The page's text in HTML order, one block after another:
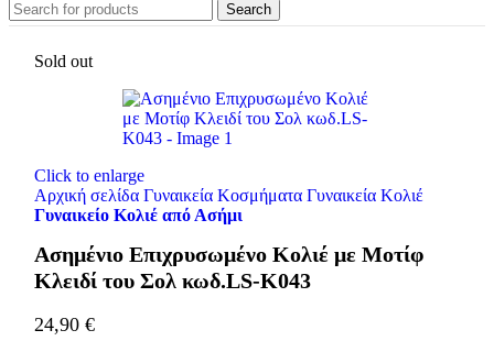
Search
Sold out
Click to enlarge
Αρχική σελίδα Γυναικεία Κοσμήματα Γυναικεία Κολιέ
Γυναικείο Κολιέ από Ασήμι
Ασημένιο Επιχρυσωμένο Κολιέ με Μοτίφ
Κλειδί του Σολ κωδ.LS-K043
24,90 €